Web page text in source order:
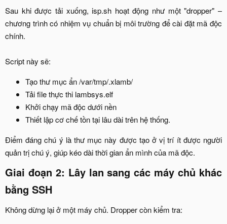
Sau khi được tải xuống, isp.sh hoạt động như một "dropper" –
chương trình có nhiệm vụ chuẩn bị môi trường để cài đặt mã độc
chính.
Script này sẽ:​
Tạo thư mục ẩn /var/tmp/.xlamb/​
Tải file thực thi lambsys.elf​
Khởi chạy mã độc dưới nền​
Thiết lập cơ chế tồn tại lâu dài trên hệ thống.​
Điểm đáng chú ý là thư mục này được tạo ở vị trí ít được người
quản trị chú ý, giúp kéo dài thời gian ẩn mình của mã độc.​
Giai đoạn 2: Lây lan sang các máy chủ khác
bằng SSH​
Không dừng lại ở một máy chủ. Dropper còn kiểm tra:​